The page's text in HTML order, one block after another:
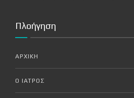
Πλοήγηση
ΑΡΧΙΚΗ
Ο ΙΑΤΡΟΣ